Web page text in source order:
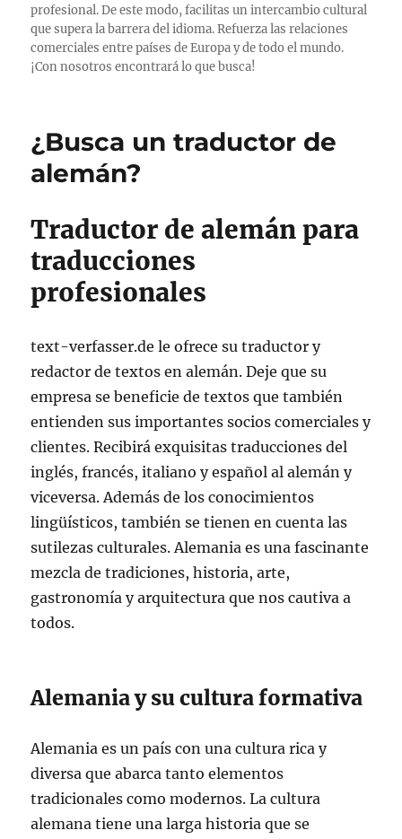
profesional. De este modo, facilitas un intercambio cultural
que supera la barrera del idioma. Refuerza las relaciones
comerciales entre países de Europa y de todo el mundo.
¡Con nosotros encontrará lo que busca!
¿Busca un traductor de
alemán?
Traductor de alemán para
traducciones
profesionales
text-verfasser.de le ofrece su traductor y
redactor de textos en alemán. Deje que su
empresa se beneficie de textos que también
entienden sus importantes socios comerciales y
clientes. Recibirá exquisitas traducciones del
inglés, francés, italiano y español al alemán y
viceversa. Además de los conocimientos
lingüísticos, también se tienen en cuenta las
sutilezas culturales. Alemania es una fascinante
mezcla de tradiciones, historia, arte,
gastronomía y arquitectura que nos cautiva a
todos.
Alemania y su cultura formativa
Alemania es un país con una cultura rica y
diversa que abarca tanto elementos
tradicionales como modernos. La cultura
alemana tiene una larga historia que se